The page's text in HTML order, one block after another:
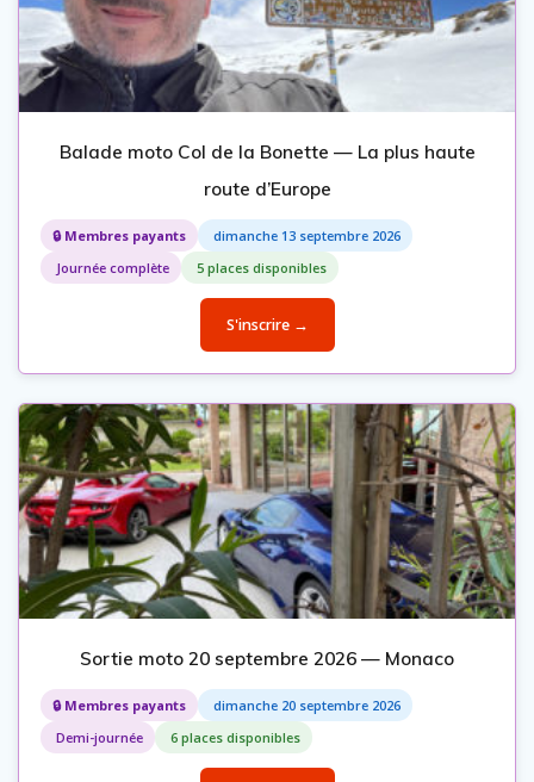
Balade moto Col de la Bonette — La plus haute
route d’Europe
🔒 Membres payants
dimanche 13 septembre 2026
Journée complète
5 places disponibles
S'inscrire →
Sortie moto 20 septembre 2026 — Monaco
🔒 Membres payants
dimanche 20 septembre 2026
Demi-journée
6 places disponibles